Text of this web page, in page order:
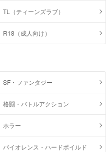
TL（ティーンズラブ）
R18（成人向け）
SF・ファンタジー
格闘・バトルアクション
ホラー
バイオレンス・ハードボイルド